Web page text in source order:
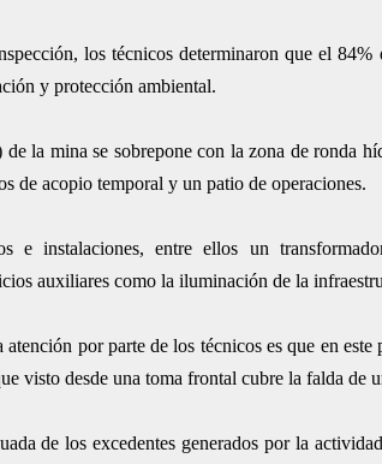
los técnicos determinaron que el
y protección ambiental.
la mina se sobrepone con la zona de ronda
de acopio temporal y un patio de operaciones.
e instalaciones, entre ellos un
auxiliares como la iluminación de la
por parte de los técnicos es que en
visto desde una toma frontal cubre la falda de
de los excedentes generados por la